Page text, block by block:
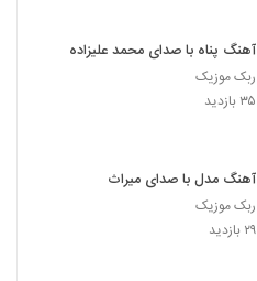
آهنگ پناه با صدای محمد علیزاده
ربک موزیک
۳۵ بازدید
آهنگ مدل با صدای میراث
ربک موزیک
۲۹ بازدید